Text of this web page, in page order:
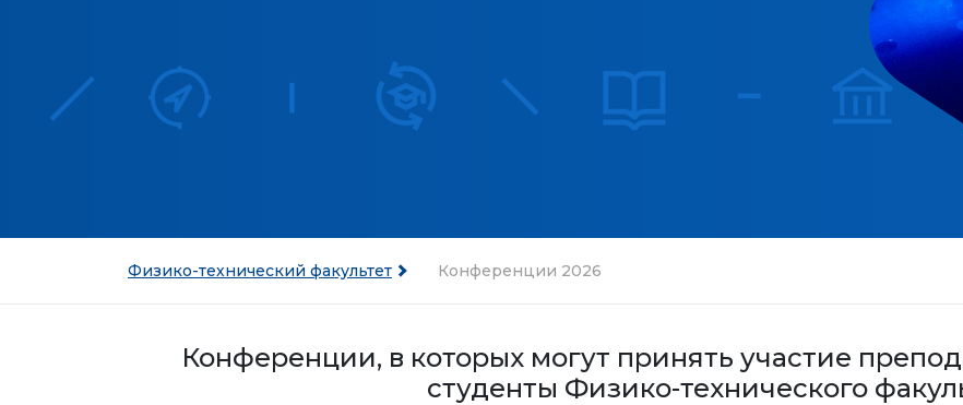
Физико-технический факультет Конференции 2026
Конференции, в которых могут принять участие
студенты Физико-технического